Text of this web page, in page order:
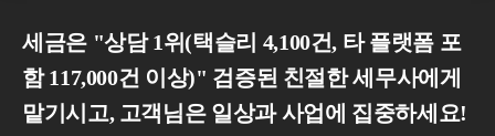
세금은 "상담 1위(택슬리 4,100건, 타 플랫폼 포
함 117,000건 이상)" 검증된 친절한 세무사에게
맡기시고, 고객님은 일상과 사업에 집중하세요!